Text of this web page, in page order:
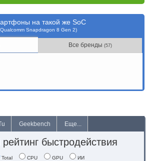
на такой же SoC
Snapdragon 8 Gen 2)
Все бренды(57)
Geekbench Еще...
быстродействия
Total CPU GPU ИИ